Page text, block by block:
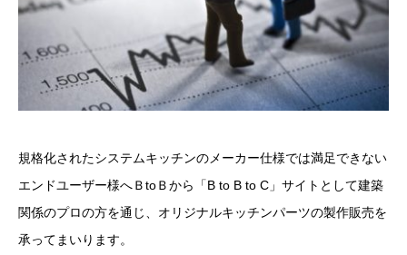
規格化されたシステムキッチンのメーカー仕様では満足できない
エンドユーザー様へＢtoＢから「B to B to C」サイトとして建築
関係のプロの方を通じ、オリジナルキッチンパーツの製作販売を
承ってまいります。